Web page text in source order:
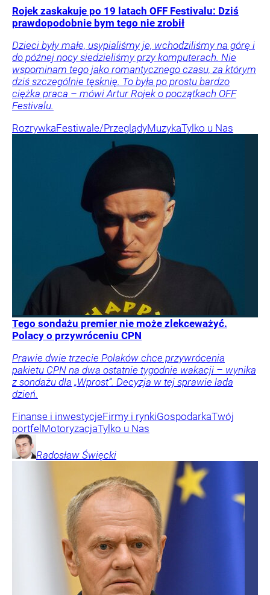
Rojek zaskakuje po 19 latach OFF Festivalu: Dziś
prawdopodobnie bym tego nie zrobił
Dzieci były małe, usypialiśmy je, wchodziliśmy na górę i
do późnej nocy siedzieliśmy przy komputerach. Nie
wspominam tego jako romantycznego czasu, za którym
dziś szczególnie tęsknię. To była po prostu bardzo
ciężka praca – mówi Artur Rojek o początkach OFF
Festivalu.
RozrywkaFestiwale/PrzeglądyMuzykaTylko u Nas
Tego sondażu premier nie może zlekceważyć.
Polacy o przywróceniu CPN
Prawie dwie trzecie Polaków chce przywrócenia
pakietu CPN na dwa ostatnie tygodnie wakacji – wynika
z sondażu dla „Wprost”. Decyzja w tej sprawie lada
dzień.
Finanse i inwestycjeFirmy i rynkiGospodarkaTwój
portfel MotoryzacjaTylko u Nas
Radosław Święcki